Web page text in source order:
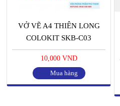
VỞ VẼ A4 THIÊN LONG
COLOKIT SKB-C03
10,000 VND
Mua hàng